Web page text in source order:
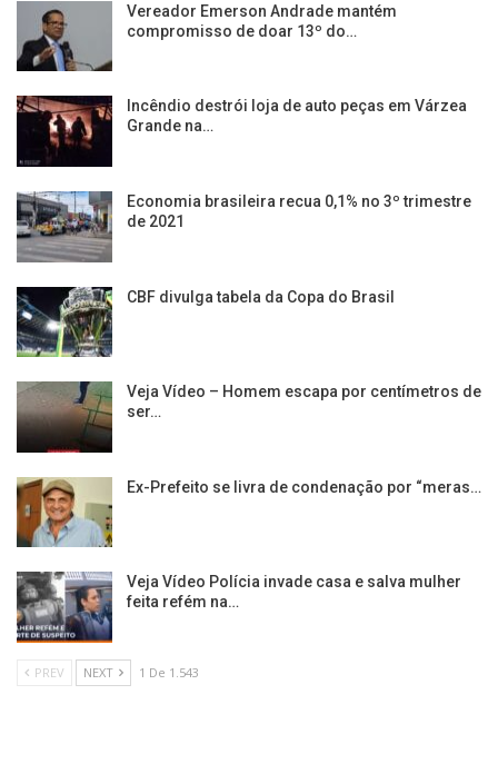
Vereador Emerson Andrade mantém
compromisso de doar 13º do…
Incêndio destrói loja de auto peças em Várzea
Grande na…
Economia brasileira recua 0,1% no 3º trimestre
de 2021
CBF divulga tabela da Copa do Brasil
Veja Vídeo – Homem escapa por centímetros de
ser…
Ex-Prefeito se livra de condenação por “meras…
Veja Vídeo Polícia invade casa e salva mulher
feita refém na…
PREV NEXT 1 De 1.543